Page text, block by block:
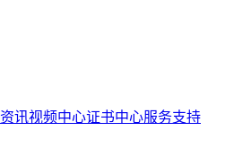
讯视频中心证书中心服务支持